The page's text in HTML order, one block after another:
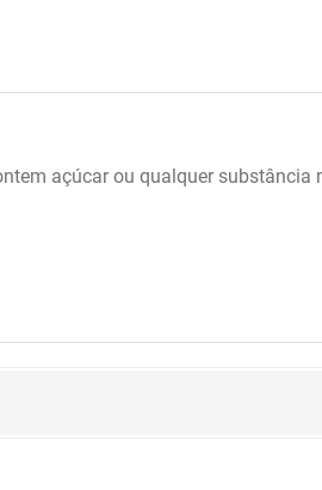
açúcar ou qualquer